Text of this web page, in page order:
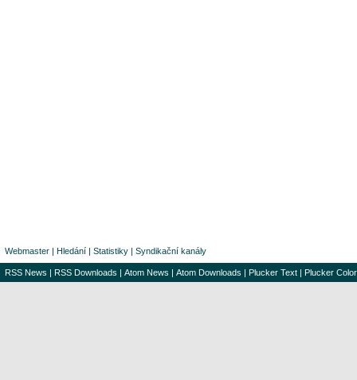
Webmaster | Hledání | Statistiky | Syndikační kanály
RSS News | RSS Downloads | Atom News | Atom Downloads | Plucker Text | Plucker Color